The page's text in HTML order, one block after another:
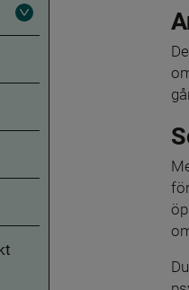
Fäll
ut